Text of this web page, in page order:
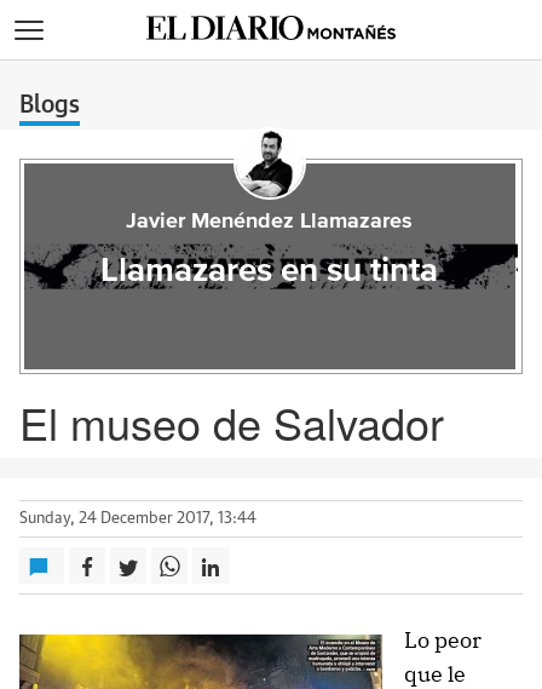
Blogs
Javier Menéndez Llamazares
Llamazares en su tinta
El museo de Salvador
Sunday, 24 December 2017, 13:44
Lo peor
que le